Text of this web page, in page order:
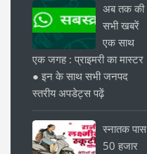
अब तक की
सभी खबरें
एक साथ
एक जगह : प्राइमरी का मास्टर
● इन के साथ सभी जनपद
स्तरीय अपडेट्स पढ़ें
स्नातक पास
50 हजार